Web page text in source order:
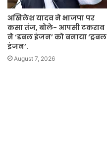
अखिलेश यादव ने भाजपा पर
कसा तंज, बोले- आपसी टकराव
ने ‘डबल इंजन’ को बनाया ‘ट्रबल
इंजन’.
August 7, 2026